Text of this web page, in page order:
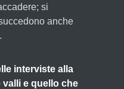
si
anche
interviste alla
e quello che